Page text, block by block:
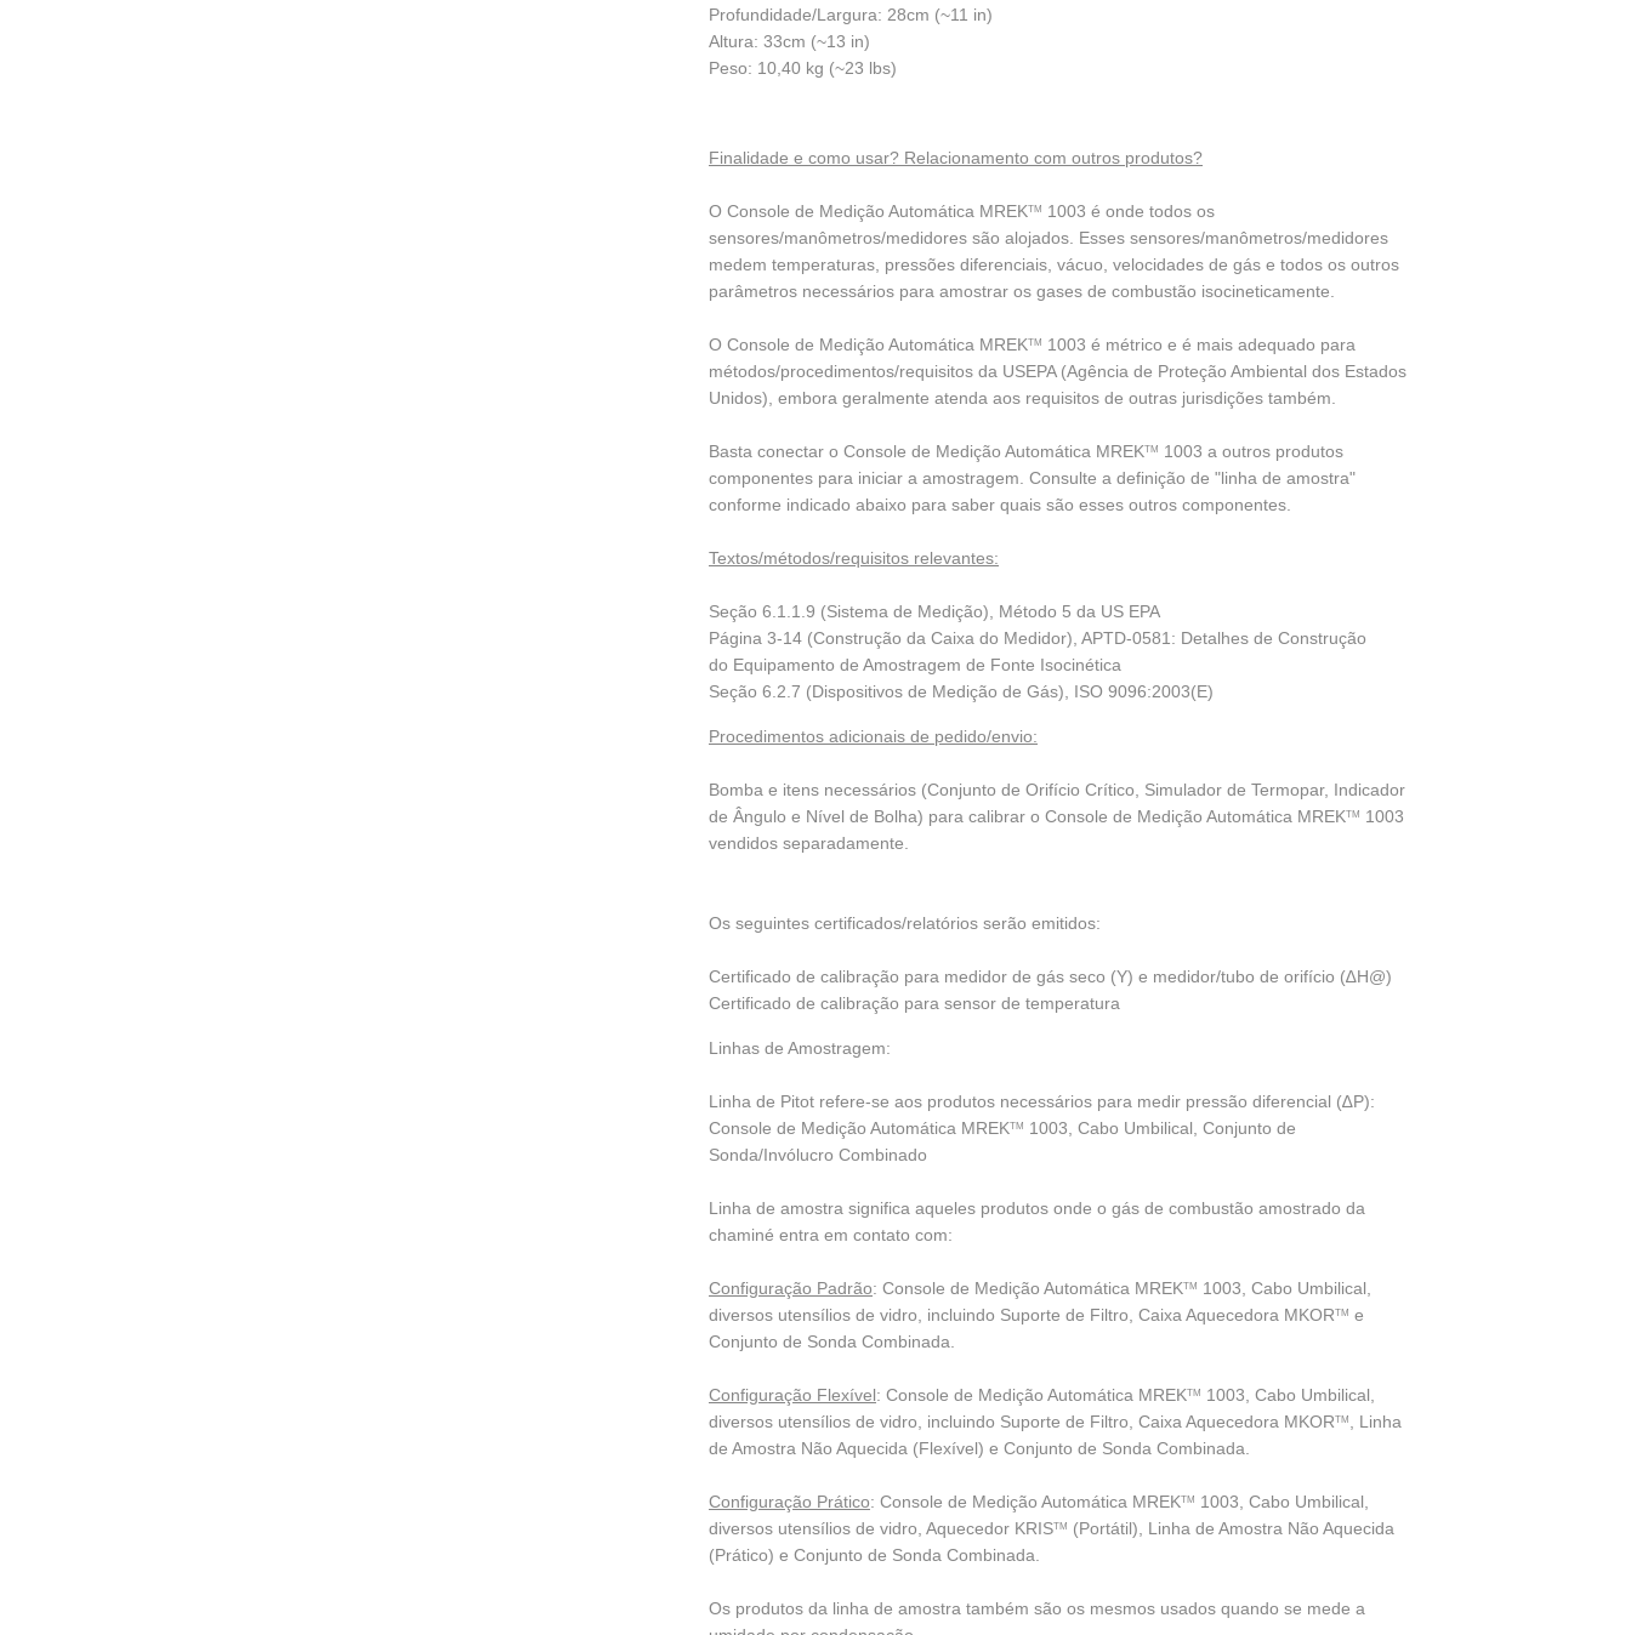
Profundidade/Largura: 28cm (~11 in)
Altura: 33cm (~13 in)
Peso: 10,40 kg (~23 lbs)
Finalidade e como usar? Relacionamento com outros produtos?
O Console de Medição Automática MREKTM 1003 é onde todos os
sensores/manômetros/medidores são alojados. Esses sensores/manômetros/medidores
medem temperaturas, pressões diferenciais, vácuo, velocidades de gás e todos os outros
parâmetros necessários para amostrar os gases de combustão isocineticamente.
O Console de Medição Automática MREKTM 1003 é métrico e é mais adequado para
métodos/procedimentos/requisitos da USEPA (Agência de Proteção Ambiental dos Estados
Unidos), embora geralmente atenda aos requisitos de outras jurisdições também.
Basta conectar o Console de Medição Automática MREKTM 1003 a outros produtos
componentes para iniciar a amostragem. Consulte a definição de "linha de amostra"
conforme indicado abaixo para saber quais são esses outros componentes.
Textos/métodos/requisitos relevantes:
Seção 6.1.1.9 (Sistema de Medição), Método 5 da US EPA
Página 3-14 (Construção da Caixa do Medidor), APTD-0581: Detalhes de Construção
do Equipamento de Amostragem de Fonte Isocinética
Seção 6.2.7 (Dispositivos de Medição de Gás), ISO 9096:2003(E)
Procedimentos adicionais de pedido/envio:
Bomba e itens necessários (Conjunto de Orifício Crítico, Simulador de Termopar, Indicador
de Ângulo e Nível de Bolha) para calibrar o Console de Medição Automática MREKTM 1003
vendidos separadamente.
Os seguintes certificados/relatórios serão emitidos:
Certificado de calibração para medidor de gás seco (Y) e medidor/tubo de orifício (∆H@)
Certificado de calibração para sensor de temperatura
Linhas de Amostragem:
Linha de Pitot refere-se aos produtos necessários para medir pressão diferencial (∆P):
Console de Medição Automática MREKTM 1003, Cabo Umbilical, Conjunto de
Sonda/Invólucro Combinado
Linha de amostra significa aqueles produtos onde o gás de combustão amostrado da
chaminé entra em contato com:
Configuração Padrão: Console de Medição Automática MREKTM 1003, Cabo Umbilical,
diversos utensílios de vidro, incluindo Suporte de Filtro, Caixa Aquecedora MKORTM e
Conjunto de Sonda Combinada.
Configuração Flexível: Console de Medição Automática MREKTM 1003, Cabo Umbilical,
diversos utensílios de vidro, incluindo Suporte de Filtro, Caixa Aquecedora MKORTM , Linha
de Amostra Não Aquecida (Flexível) e Conjunto de Sonda Combinada.
Configuração Prático: Console de Medição Automática MREKTM 1003, Cabo Umbilical,
diversos utensílios de vidro, Aquecedor KRISTM (Portátil), Linha de Amostra Não Aquecida
(Prático) e Conjunto de Sonda Combinada.
Os produtos da linha de amostra também são os mesmos usados quando se mede a